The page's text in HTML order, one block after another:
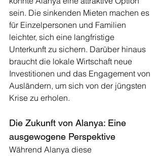
sein. Die sinkenden Mieten machen es
für Einzelpersonen und Familien
leichter, sich eine langfristige
Unterkunft zu sichern. Darüber hinaus
braucht die lokale Wirtschaft neue
Investitionen und das Engagement von
Ausländern, um sich von der jüngsten
Krise zu erholen.
Die Zukunft von Alanya: Eine
ausgewogene Perspektive
Während Alanya diese